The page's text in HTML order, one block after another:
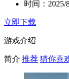
时间： 2025/
立即下载
游戏介绍
简介 推荐 猜你喜